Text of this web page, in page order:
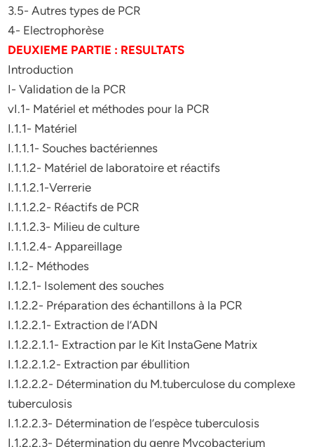
3.5- Autres types de PCR
4- Electrophorèse
DEUXIEME PARTIE : RESULTATS
Introduction
I- Validation de la PCR
vI.1- Matériel et méthodes pour la PCR
I.1.1- Matériel
I.1.1.1- Souches bactériennes
I.1.1.2- Matériel de laboratoire et réactifs
I.1.1.2.1-Verrerie
I.1.1.2.2- Réactifs de PCR
I.1.1.2.3- Milieu de culture
I.1.1.2.4- Appareillage
I.1.2- Méthodes
I.1.2.1- Isolement des souches
I.1.2.2- Préparation des échantillons à la PCR
I.1.2.2.1- Extraction de l’ADN
I.1.2.2.1.1- Extraction par le Kit InstaGene Matrix
I.1.2.2.1.2- Extraction par ébullition
I.1.2.2.2- Détermination du M.tuberculose du complexe
tuberculosis
I.1.2.2.3- Détermination de l’espèce tuberculosis
I.1.2.2.3- Détermination du genre Mycobacterium